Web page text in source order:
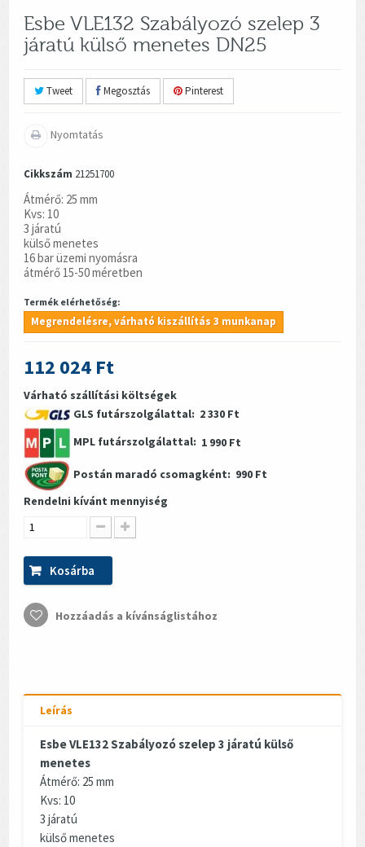
Esbe VLE132 Szabályozó szelep 3
járatú külső menetes DN25
Tweet Megosztás Pinterest
Nyomtatás
Cikkszám 21251700
Átmérő: 25 mm
Kvs: 10
3 járatú
külső menetes
16 bar üzemi nyomásra
átmérő 15-50 méretben
Termék elérhetőség:
Megrendelésre, várható kiszállítás 3 munkanap
112 024 Ft
Várható szállítási költségek
GLS futárszolgálattal: 2 330 Ft
MPL futárszolgálattal: 1 990 Ft
Postán maradó csomagként: 990 Ft
Rendelni kívánt mennyiség
Kosárba
Hozzáadás a kívánságlistához
Leírás
Esbe VLE132 Szabályozó szelep 3 járatú külső
menetes
Átmérő: 25 mm
Kvs: 10
3 járatú
külső menetes